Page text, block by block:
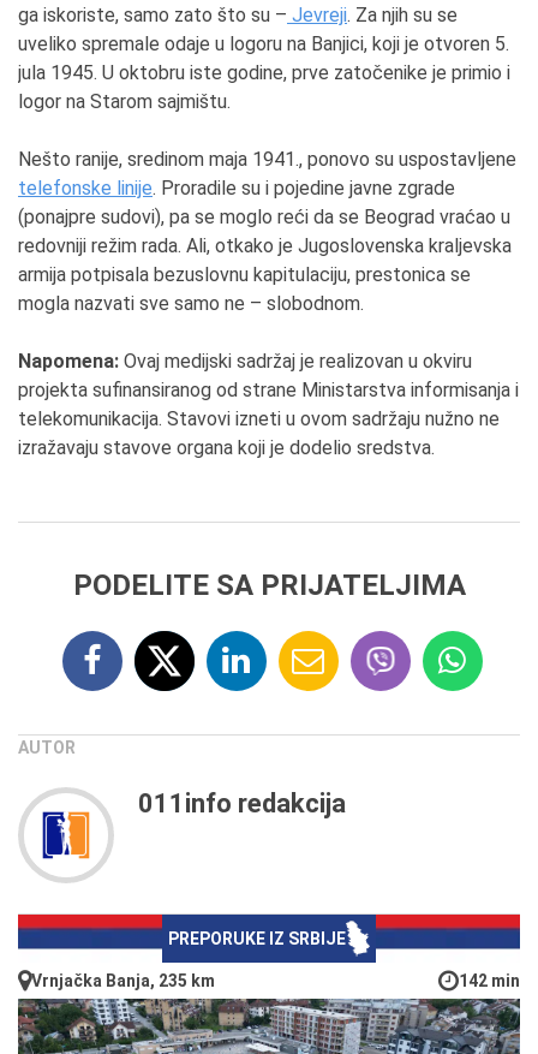
ga iskoriste, samo zato što su – Jevreji. Za njih su se
uveliko spremale odaje u logoru na Banjici, koji je otvoren 5.
jula 1945. U oktobru iste godine, prve zatočenike je primio i
logor na Starom sajmištu.
Nešto ranije, sredinom maja 1941., ponovo su uspostavljene
telefonske linije. Proradile su i pojedine javne zgrade
(ponajpre sudovi), pa se moglo reći da se Beograd vraćao u
redovniji režim rada. Ali, otkako je Jugoslovenska kraljevska
armija potpisala bezuslovnu kapitulaciju, prestonica se
mogla nazvati sve samo ne – slobodnom.
Napomena: Ovaj medijski sadržaj je realizovan u okviru
projekta sufinansiranog od strane Ministarstva informisanja i
telekomunikacija. Stavovi izneti u ovom sadržaju nužno ne
izražavaju stavove organa koji je dodelio sredstva.
PODELITE SA PRIJATELJIMA
AUTOR
011info redakcija
PREPORUKE IZ SRBIJE
Vrnjačka Banja, 235 km 142 min